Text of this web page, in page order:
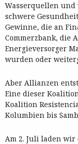
Wasserquellen
schwere
Gewinne, die an
Commerzbank, die
Energieversorger
wurden oder
Aber Allianzen
Eine dieser
Koalition
Kolumbien bis
Am 2. Juli laden